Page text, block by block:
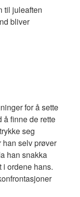
til juleaften
bliver
for å sette
å finne de rette
seg
han selv prøver
han snakka
i ordene hans.